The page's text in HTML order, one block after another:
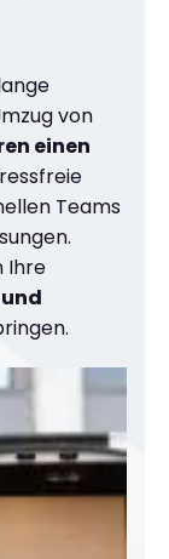
von
einen
Teams
Ihre